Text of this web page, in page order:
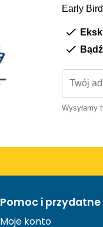
Early
Wysyłamy
Pomoc i
Moje konto